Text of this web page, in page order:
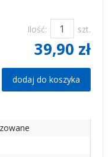
Ilość: szt.
39,90 zł
dodaj do koszyka